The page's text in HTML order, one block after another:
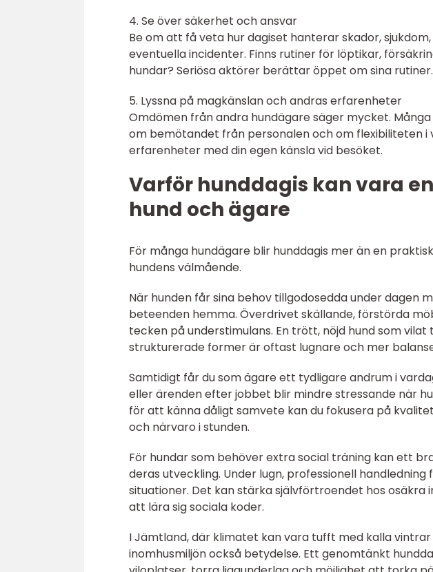
4. Se över säkerhet och ansvar
Be om att få veta hur dagiset hanterar skador,
eventuella incidenter. Finns rutiner för löptikar,
hundar? Seriösa aktörer berättar öppet om sina rutiner.
5. Lyssna på magkänslan och andras erfarenheter
Omdömen från andra hundägare säger mycket.
om bemötandet från personalen och om flexibiliteten i
erfarenheter med din egen känsla vid besöket.
Varför hunddagis kan vara
hund och ägare
För många hundägare blir hunddagis mer än en
hundens välmående.
När hunden får sina behov tillgodosedda under dagen
beteenden hemma. Överdrivet skällande, förstörda
tecken på understimulans. En trött, nöjd hund som
strukturerade former är oftast lugnare och mer
Samtidigt får du som ägare ett tydligare andrum i
eller ärenden efter jobbet blir mindre stressande när
för att känna dåligt samvete kan du fokusera på
och närvaro i stunden.
För hundar som behöver extra social träning kan ett
deras utveckling. Under lugn, professionell
situationer. Det kan stärka självförtroendet hos osäkra
att lära sig sociala koder.
I Jämtland, där klimatet kan vara tufft med kalla
inomhusmiljön också betydelse. Ett genomtänkt